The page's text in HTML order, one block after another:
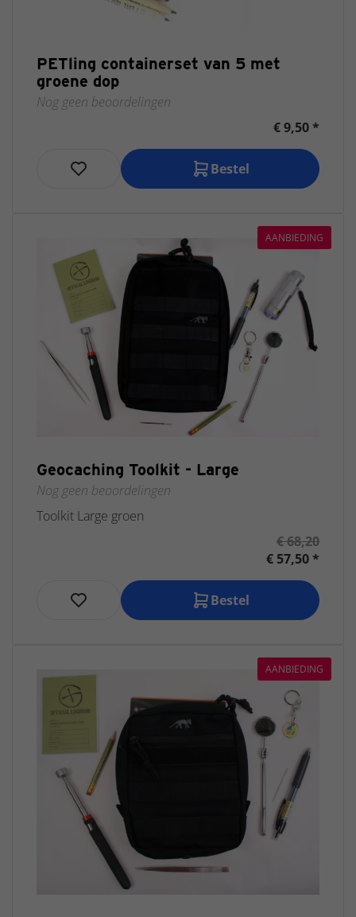
PETling containerset van 5 met
groene dop
Nog geen beoordelingen
€ 9,50 *
Bestel
AANBIEDING
Geocaching Toolkit - Large
Nog geen beoordelingen
Toolkit Large groen
€ 68,20
€ 57,50 *
Bestel
AANBIEDING